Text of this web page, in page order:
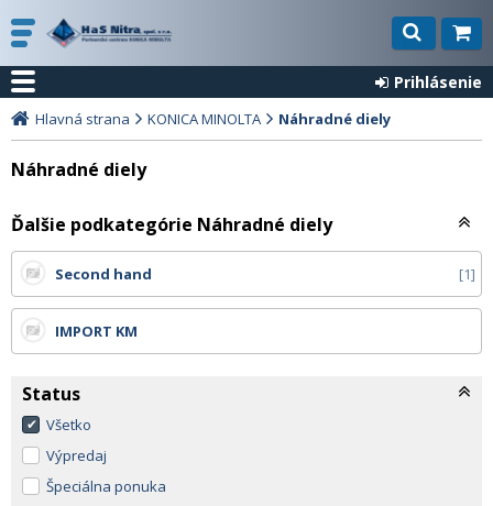
Prihlásenie
Hlavná strana KONICA MINOLTA Náhradné diely
Náhradné diely
Ďalšie podkategórie Náhradné diely
Second hand 1
IMPORT KM
Status
Všetko
Výpredaj
Špeciálna ponuka